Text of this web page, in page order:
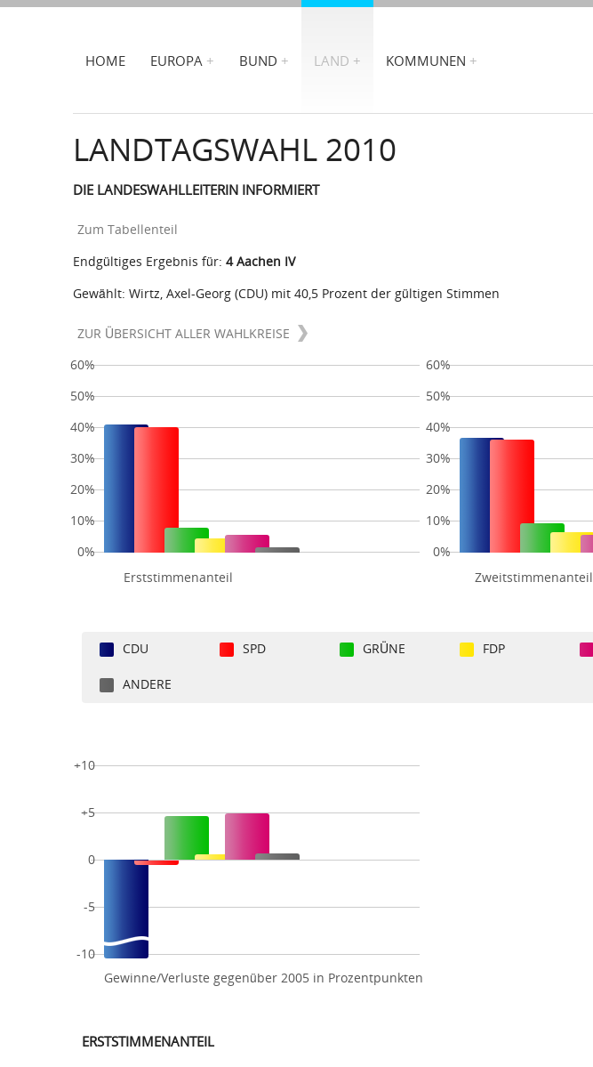
HOME EUROPA BUND LAND KOMMUNEN
LANDTAGSWAHL 2010
DIE LANDESWAHLLEITERIN INFORMIERT
Zum Tabellenteil
Endgültiges Ergebnis für: 4 Aachen IV
Gewählt: Wirtz, Axel-Georg (CDU) mit 40,5 Prozent der gültigen Stimmen
ZUR ÜBERSICHT ALLER WAHLKREISE
Erststimmenanteil
60%
50%
40%
30%
20%
10%
0%
Zweitstimmenanteil
60%
50%
40%
30%
20%
10%
0%
CDU SPD GRÜNE FDP
ANDERE
Gewinne/Verluste gegenüber 2005 in Prozentpunkten
+10
+5
0
-5
-10
ERSTSTIMMENANTEIL